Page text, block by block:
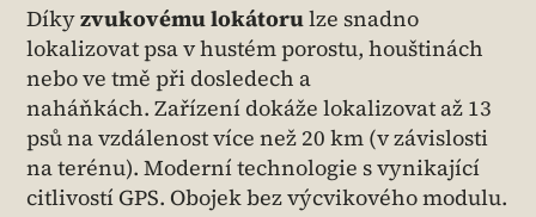
Díkyzvukovému lokátorulze snadno
lokalizovat psa v hustém porostu, houštinách
nebo ve tmě při dosledech a
naháňkách. Zařízení dokáže lokalizovat až 13
psů na vzdálenost více než 20 km (v závislosti
na terénu). Moderní technologie s vynikající
citlivostí GPS. Obojek bez výcvikového modulu.